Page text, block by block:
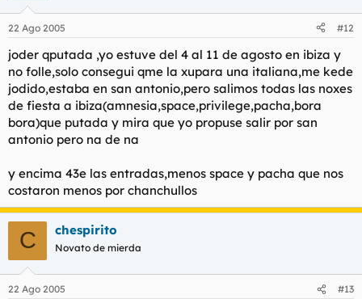
22 Ago 2005 #12
joder qputada ,yo estuve del 4 al 11 de agosto en ibiza y
no folle,solo consegui qme la xupara una italiana,me kede
jodido,estaba en san antonio,pero salimos todas las noxes
de fiesta a ibiza(amnesia,space,privilege,pacha,bora
bora)que putada y mira que yo propuse salir por san
antonio pero na de na
y encima 43e las entradas,menos space y pacha que nos
costaron menos por chanchullos
C chespirito
Novato de mierda
22 Ago 2005 #13